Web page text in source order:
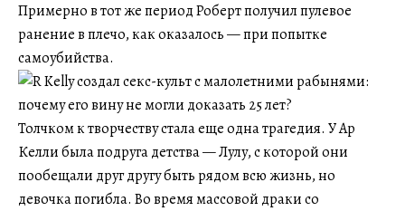
Примерно в тот же период Роберт получил пулевое
ранение в плечо, как оказалось — при попытке
самоубийства.
Толчком к творчеству стала еще одна трагедия. У Ар
Келли была подруга детства — Лулу, с которой они
пообещали друг другу быть рядом всю жизнь, но
девочка погибла. Во время массовой драки со